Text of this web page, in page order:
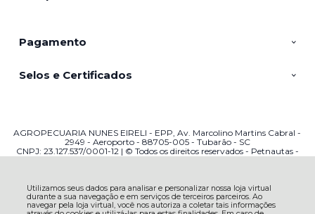
Utilizamos seus dados para analisar e personalizar nossa loja virtual
durante a sua navegação e em serviços de terceiros parceiros. Ao
navegar pela loja virtual, você nos autoriza a coletar tais informações
Pagamento
Selos e Certificados
AGROPECUARIA NUNES EIRELI - EPP, Av. Marcolino Martins Cabral -
2949 - Aeroporto - 88705-005 - Tubarão - SC
CNPJ: 23.127.537/0001-12 | © Todos os direitos reservados - Petnautas -